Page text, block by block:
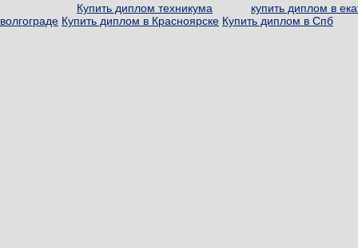
Купить диплом техникума
купить диплом в
волгограде Купить диплом в Красноярске Купить диплом в Спб